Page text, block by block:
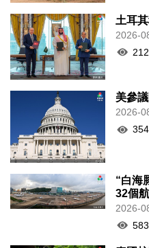
土耳
2026-
212
美參
2026-
354
“白海
32個
2026-
583